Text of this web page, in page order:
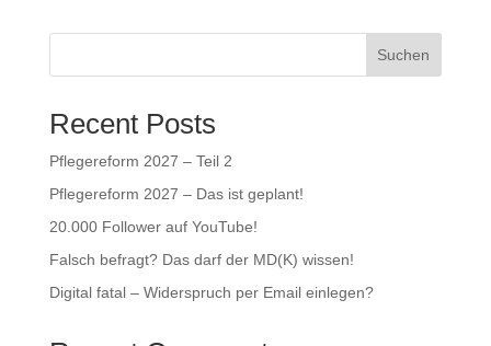
Suchen
Recent Posts
Pflegereform 2027 – Teil 2
Pflegereform 2027 – Das ist geplant!
20.000 Follower auf YouTube!
Falsch befragt? Das darf der MD(K) wissen!
Digital fatal – Widerspruch per Email einlegen?